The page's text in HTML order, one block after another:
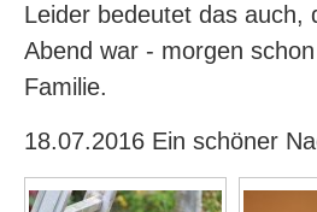
Leider bedeutet das auch,
Abend war - morgen
Familie.
18.07.2016 Ein schöner